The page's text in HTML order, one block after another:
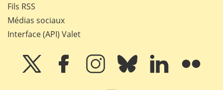
Fils RSS
Médias sociaux
Interface (API) Valet